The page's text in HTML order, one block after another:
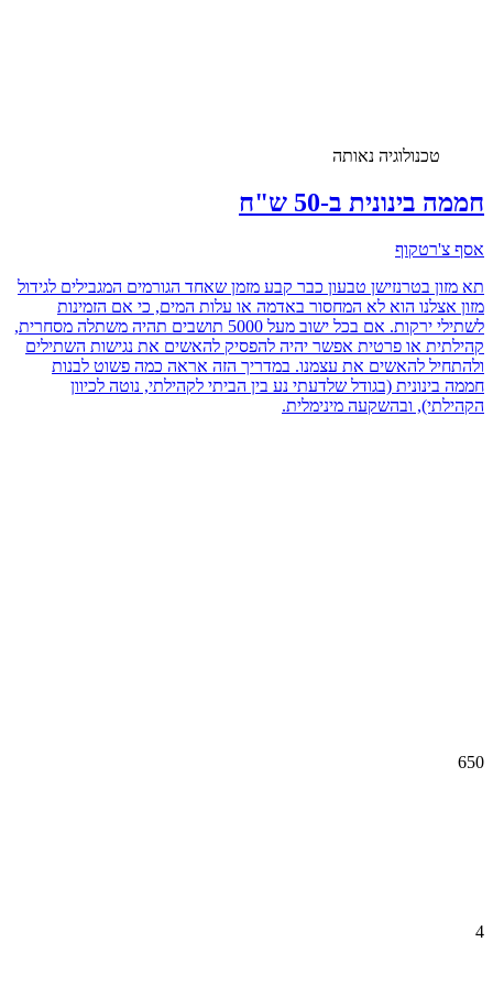
טכנולוגיה נאותה
חממה בינונית ב-50 ש"ח
אסף צ'רטקוף
תא מזון בטרנזישן טבעון כבר קבע מזמן שאחד הגורמים המגבילים לגידול
מזון אצלנו הוא לא המחסור באדמה או עלות המים, כי אם הזמינות
לשתילי ירקות. אם בכל ישוב מעל 5000 תושבים תהיה משתלה מסחרית,
קהילתית או פרטית אפשר יהיה להפסיק להאשים את נגישות השתילים
ולהתחיל להאשים את עצמנו. במדריך הזה אראה כמה פשוט לבנות
חממה בינונית (בגודל שלדעתי נע בין הביתי לקהילתי, נוטה לכיוון
הקהילתי), ובהשקעה מינימלית.
650
4